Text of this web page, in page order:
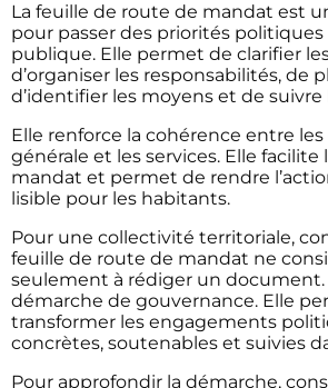
La feuille de route de mandat est
pour passer des priorités politiques
publique. Elle permet de clarifier
d’organiser les responsabilités, de
d’identifier les moyens et de suivre
Elle renforce la cohérence entre
générale et les services. Elle
mandat et permet de rendre
lisible pour les habitants.
Pour une collectivité territoriale,
feuille de route de mandat ne
seulement à rédiger un document.
démarche de gouvernance. Elle
transformer les engagements
concrètes, soutenables et suivies
Pour approfondir la démarche,